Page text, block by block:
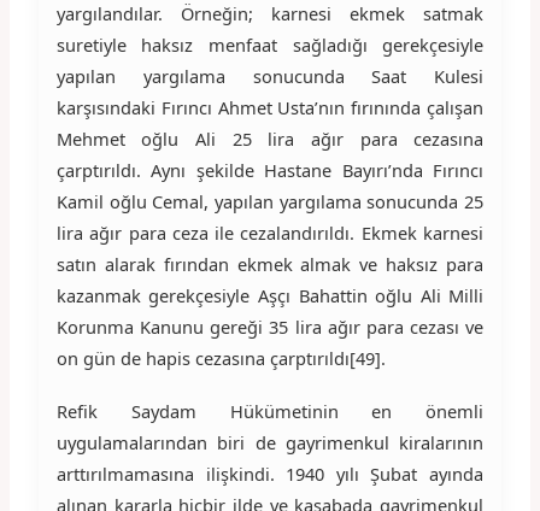
yargılandılar. Örneğin; karnesi ekmek satmak
suretiyle haksız menfaat sağladığı gerekçesiyle
yapılan yargılama sonucunda Saat Kulesi
karşısındaki Fırıncı Ahmet Usta’nın fırınında çalışan
Mehmet oğlu Ali 25 lira ağır para cezasına
çarptırıldı. Aynı şekilde Hastane Bayırı’nda Fırıncı
Kamil oğlu Cemal, yapılan yargılama sonucunda 25
lira ağır para ceza ile cezalandırıldı. Ekmek karnesi
satın alarak fırından ekmek almak ve haksız para
kazanmak gerekçesiyle Aşçı Bahattin oğlu Ali Milli
Korunma Kanunu gereği 35 lira ağır para cezası ve
on gün de hapis cezasına çarptırıldı[49].
Refik Saydam Hükümetinin en önemli
uygulamalarından biri de gayrimenkul kiralarının
arttırılmamasına ilişkindi. 1940 yılı Şubat ayında
alınan kararla hiçbir ilde ve kasabada gayrimenkul